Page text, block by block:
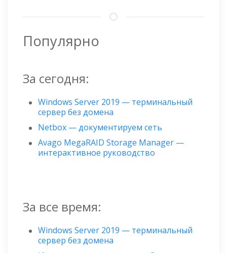
Популярно
За сегодня:
Windows Server 2019 — терминальный
сервер без домена
Netbox — документируем сеть
Avago MegaRAID Storage Manager —
интерактивное руководство
За все время:
Windows Server 2019 — терминальный
сервер без домена